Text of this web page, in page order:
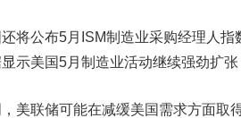
公布5月ISM制造业采购经理人指
示美国5月制造业活动继续强劲扩
联储可能在减缓美国需求方面取